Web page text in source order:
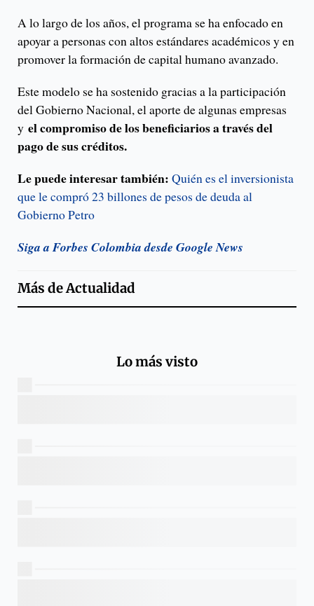
A lo largo de los años, el programa se ha enfocado en
apoyar a personas con altos estándares académicos y en
promover la formación de capital humano avanzado.
Este modelo se ha sostenido gracias a la participación
del Gobierno Nacional, el aporte de algunas empresas
y el compromiso de los beneficiarios a través del
pago de sus créditos.
Le puede interesar también: Quién es el inversionista
que le compró 23 billones de pesos de deuda al
Gobierno Petro
Siga a Forbes Colombia desde Google News
Más deActualidad
Lo más visto